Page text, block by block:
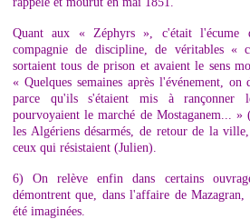
Quant aux « Zéphyrs », c'était l'écume
compagnie de discipline, de véritables «
sortaient tous de prison et avaient le sens
« Quelques semaines après l'événement, on
parce qu'ils s'étaient mis à rançonner
pourvoyaient le marché de Mostaganem...
les Algériens désarmés, de retour de la
ceux qui résistaient (Julien).
6) On relève enfin dans certains
démontrent que, dans l'affaire de Mazagran,
été imaginées.